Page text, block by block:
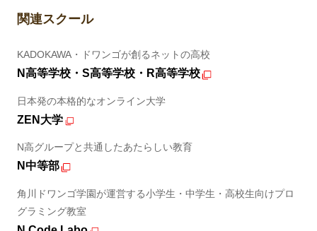
関連スクール
KADOKAWA・ドワンゴが創るネットの高校
N高等学校・S高等学校・R高等学校
日本発の本格的なオンライン大学
ZEN大学
N高グループと共通したあたらしい教育
N中等部
角川ドワンゴ学園が運営する小学生・中学生・高校生向けプロ
グラミング教室